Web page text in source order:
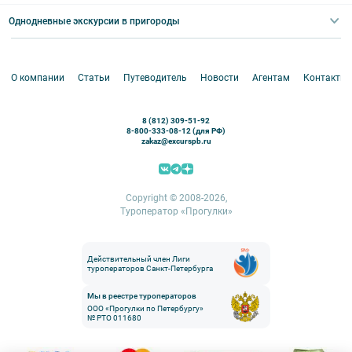
Круизы
Корпоративные мероприятия
Аренда водного транспорта
Однодневные экскурсии в пригороды
Кронштадт
Ораниенбаум
Пушкин (Царское село)
О компании Статьи Путеводитель Новости Агентам Контакты
8 (812) 309-51-92
8-800-333-08-12 (для РФ)
zakaz@excurspb.ru
Copyright © 2008-2026,
Туроператор «Прогулки»
Действительный член Лиги
туроператоров Санкт-Петербурга
Мы в реестре туроператоров
ООО «Прогулки по Петербургу»
№ РТО 011680